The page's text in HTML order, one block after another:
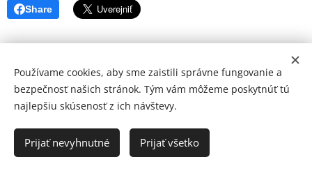
Share
© 2026 Mediálna a kultúrna spoločnosť Topoľčany, s.r.o.
Ochrana osobných údajov
www.kulturato.sk
Cookies
Používame cookies, aby sme zaistili správne fungovanie a
bezpečnosť našich stránok. Tým vám môžeme poskytnúť tú
najlepšiu skúsenosť z ich návštevy.
Prijať nevyhnutné Prijať všetko